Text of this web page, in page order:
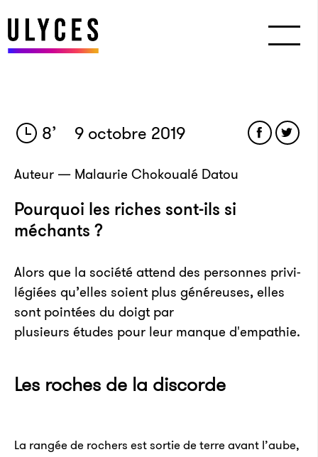
8’ 9 octobre 2019
Auteur — Malaurie Chokoualé Datou
Pourquoi les riches sont-ils si
méchants ?
Alors que la société attend des personnes privi­­
lé­­giées qu’elles soient plus géné­­reuses, elles
sont pointées du doigt par
plusieurs études pour leur manque d'empathie.
Les roches de la discorde
La rangée de rochers est sortie de terre avant l’aube,